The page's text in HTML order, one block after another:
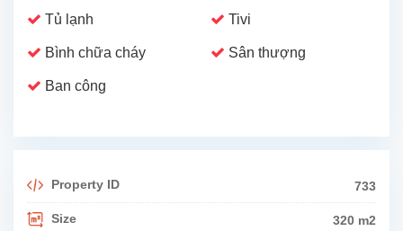
Tủ lạnh Tivi
Bình chữa cháy Sân thượng
Ban công
Property ID 733
Size 320 m2